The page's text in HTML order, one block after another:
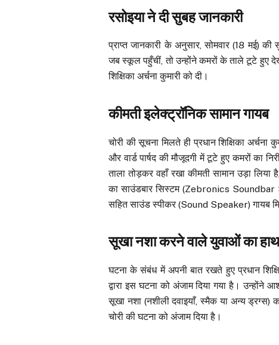
रसोइया ने दी सुबह जानकारी
प्राप्त जानकारी के अनुसार, सोमवार (18 मई) की
जब स्कूल पहुँचीं, तो उन्होंने कमरों के ताले टूटे हुए
शिक्षिका अर्चना कुमारी को दी।
कीमती इलेक्ट्रॉनिक सामान गायब
चोरी की सूचना मिलते ही प्रधान शिक्षिका अर्चना
और वार्ड पार्षद की मौजूदगी में टूटे हुए कमरों का
ताला तोड़कर वहाँ रखा कीमती सामान उड़ा
का साउंडबार सिस्टम (Zebronics
सहित साउंड स्पीकर (Sound Speaker) गायब
सूखा नशा करने वाले युवाओं का हाथ-
घटना के संबंध में अपनी बात रखते हुए प्रधान
द्वारा इस घटना को अंजाम दिया गया है।
सूखा नशा (नशीली दवाइयाँ, स्मैक या अन्य
चोरी की घटना को अंजाम दिया है।